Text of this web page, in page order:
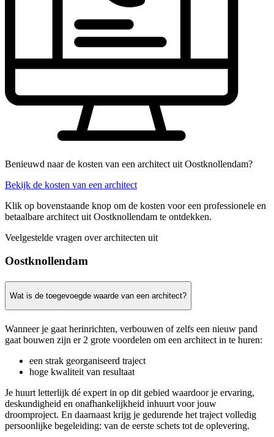
Benieuwd naar de kosten van een architect uit Oostknollendam?
Bekijk de kosten van een architect
Klik op bovenstaande knop om de kosten voor een professionele en
betaalbare architect uit Oostknollendam te ontdekken.
Veelgestelde vragen over architecten uit
Oostknollendam
Wat is de toegevoegde waarde van een architect?
Wanneer je gaat herinrichten, verbouwen of zelfs een nieuw pand
gaat bouwen zijn er 2 grote voordelen om een architect in te huren:
een strak georganiseerd traject
hoge kwaliteit van resultaat
Je huurt letterlijk dé expert in op dit gebied waardoor je ervaring,
deskundigheid en onafhankelijkheid inhuurt voor jouw
droomproject. En daarnaast krijg je gedurende het traject volledig
persoonlijke begeleiding: van de eerste schets tot de oplevering.